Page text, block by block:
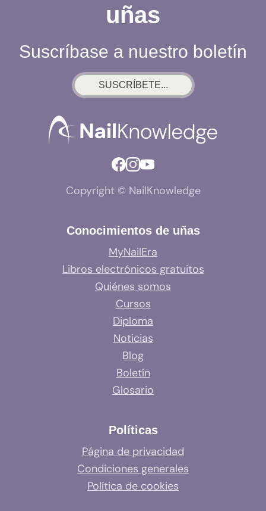
uñas
Suscríbase a nuestro boletín
SUSCRÍBETE...
Copyright © NailKnowledge
Conocimientos de uñas
MyNailEra
Libros electrónicos gratuitos
Quiénes somos
Cursos
Diploma
Noticias
Blog
Boletín
Glosario
Políticas
Página de privacidad
Condiciones generales
Política de cookies